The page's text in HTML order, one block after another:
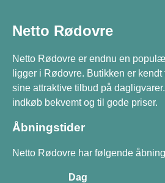
Netto Rødovre
Netto Rødovre er endnu en
ligger i Rødovre. Butikken er
sine attraktive tilbud på
indkøb bekvemt og til gode priser.
Åbningstider
Netto Rødovre har følgende
Dag